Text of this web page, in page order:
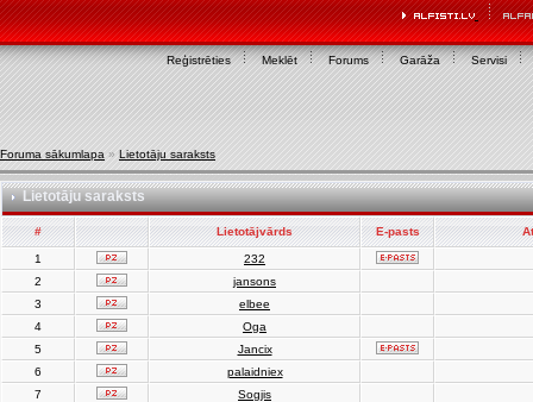
Reģistrēties Meklēt Forums Garāža Servisi
Foruma sākumlapa » Lietotāju saraksts
Lietotāju saraksts
# Lietotājvārds E-pasts
1
232
2
jansons
3
elbee
4
Oga
5
Jancix
6
palaidniex
7
Sogjis